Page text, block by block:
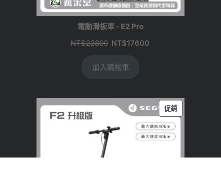
電動滑板車 - E2 Pro
NT$22800 原
價
NT$17600
加入購物車
促銷特
價